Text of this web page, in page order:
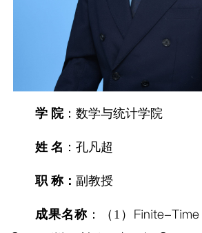
学 院：数学与统计学院
姓 名 ：孔凡超
职 称： 副教授
成果名称 ：（1） Finite-